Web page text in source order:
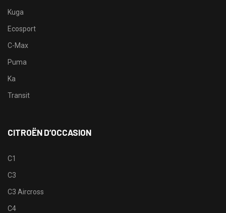
Kuga
Ecosport
C-Max
Puma
Ka
Transit
CITROËN D’OCCASION
C1
C3
C3 Aircross
C4